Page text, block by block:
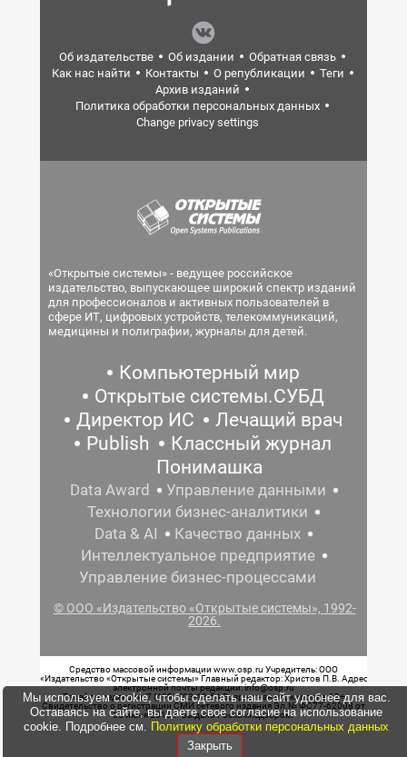
Об издательстве Об издании
Обратная связь
Как нас найти
Контакты О републикации
Теги
Архив изданий
Политика обработки персональных данных
Change privacy settings
«Открытые системы» - ведущее российское
издательство, выпускающее широкий спектр изданий
для профессионалов и активных пользователей в
сфере ИТ, цифровых устройств, телекоммуникаций,
медицины и полиграфии, журналы для детей.
Компьютерный мир
Открытые системы.СУБД
Директор ИС
Лечащий врач
Publish
Классный журнал
Понимашка
Data Award
Управление данными
Технологии бизнес-аналитики
Data & AI
Качество данных
Интеллектуальное предприятие
Управление бизнес-процессами
© ООО «Издательство «Открытые системы», 1992-
2026.
Средство массовой информации www.osp.ru Учредитель: ООО
«Издательство «Открытые системы» Главный редактор: Христов П.В. Адрес
электронной почты редакции: info@osp.ru
Телефон редакции: 7 (499) 703-18-54 Возрастная маркировка: 12+
Свидетельство о регистрации СМИ сетевого издания Эл.№ ФС77-62008 от
05 июня 2015 г. выдано Роскомнадзором.
Мы используем cookie, чтобы сделать наш сайт удобнее для вас.
Оставаясь на сайте, вы даете свое согласие на использование
cookie. Подробнее см. Политику обработки персональных данных
Закрыть